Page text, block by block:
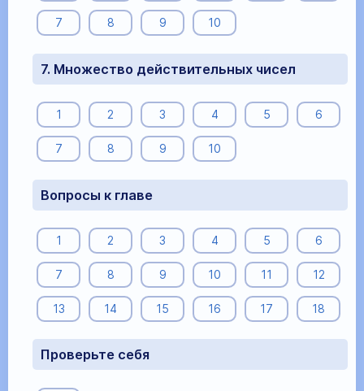
7 8 9 10
7. Множество действительных чисел
1 2 3 4 5 6
7 8 9 10
Вопросы к главе
1 2 3 4 5 6
7 8 9 10 11 12
13 14 15 16 17 18
Проверьте себя